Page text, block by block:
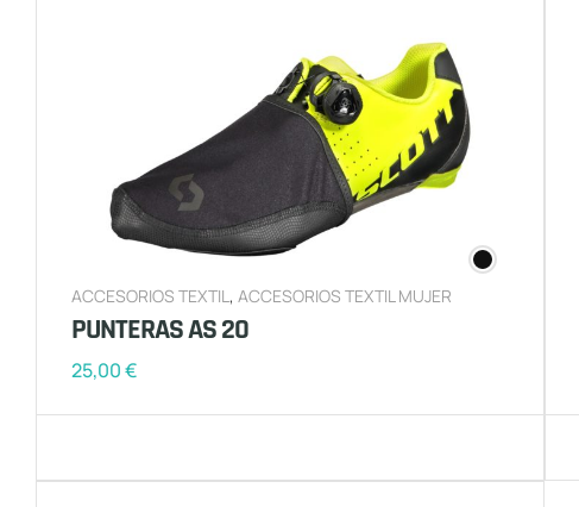
ACCESORIOS TEXTIL, ACCESORIOS TEXTIL MUJER
PUNTERAS AS 20
25,00€